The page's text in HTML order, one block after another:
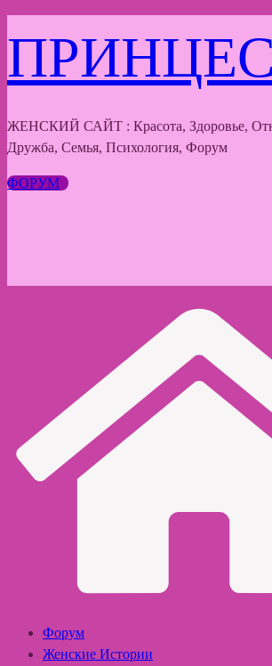
к
содержимому
ЖЕНСКИЙ САЙТ : Красота, Здоровье,
Дружба, Семья, Психология, Форум
ФОРУМ
Форум
Женские Истории